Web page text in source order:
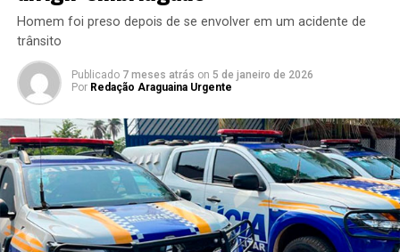
Homem foi preso depois de se envolver em um acidente de
trânsito
Publicado 7 meses atrás on 5 de janeiro de 2026
Por Redação Araguaina Urgente